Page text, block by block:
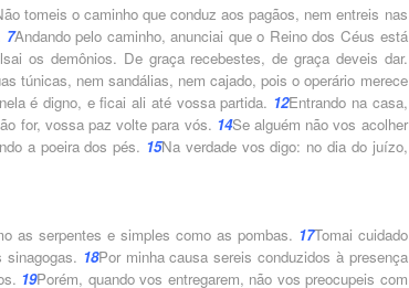
tomeis o caminho que conduz aos pagãos, nem entreis nas
7Andando pelo caminho, anunciai que o Reino dos Céus está
os demônios. De graça recebestes, de graça deveis dar.
túnicas, nem sandálias, nem cajado, pois o operário merece
é digno, e ficai ali até vossa partida. 12Entrando na casa,
for, vossa paz volte para vós. 14Se alguém não vos acolher
a poeira dos pés. 15Na verdade vos digo: no dia do juízo,
as serpentes e simples como as pombas. 17Tomai cuidado
18Por minha causa sereis conduzidos à presença
19Porém, quando vos entregarem, não vos preocupeis com